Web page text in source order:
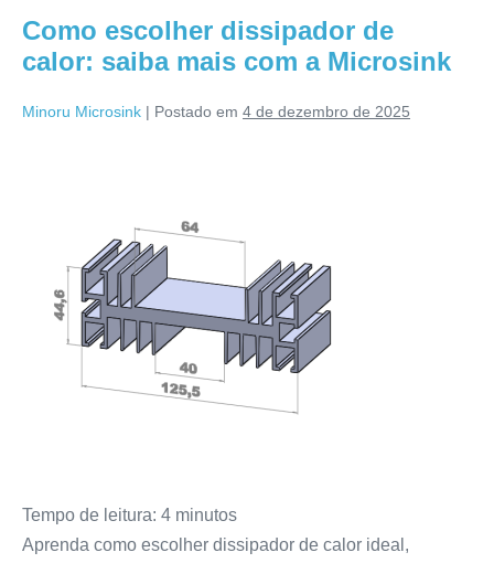
Como escolher dissipador de
calor: saiba mais com a Microsink
Minoru Microsink | Postado em 4 de dezembro de 2025
Tempo de leitura: 4 minutos
Aprenda como escolher dissipador de calor ideal,